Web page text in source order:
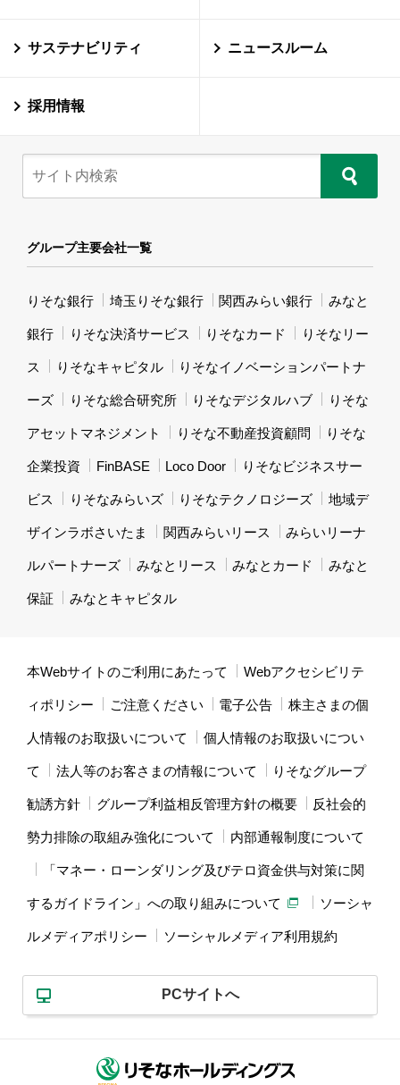
サステナビリティ ニュースルーム
採用情報
グループ主要会社一覧
りそな銀行 埼玉りそな銀行 関西みらい銀行 みなと
銀行 りそな決済サービス りそなカード りそなリー
ス りそなキャピタル りそなイノベーションパートナ
ーズ りそな総合研究所 りそなデジタルハブ りそな
アセットマネジメント りそな不動産投資顧問 りそな
企業投資 FinBASE Loco Door りそなビジネスサー
ビス りそなみらいズ りそなテクノロジーズ 地域デ
ザインラボさいたま 関西みらいリース みらいリーナ
ルパートナーズ みなとリース みなとカード みなと
保証 みなとキャピタル
本Webサイトのご利用にあたって Webアクセシビリテ
ィポリシー ご注意ください 電子公告 株主さまの個
人情報のお取扱いについて 個人情報のお取扱いについ
て 法人等のお客さまの情報について りそなグループ
勧誘方針 グループ利益相反管理方針の概要 反社会的
勢力排除の取組み強化について 内部通報制度について
「マネー・ローンダリング及びテロ資金供与対策に関
するガイドライン」への取り組みについて ソーシャ
ルメディアポリシー ソーシャルメディア利用規約
PCサイトへ